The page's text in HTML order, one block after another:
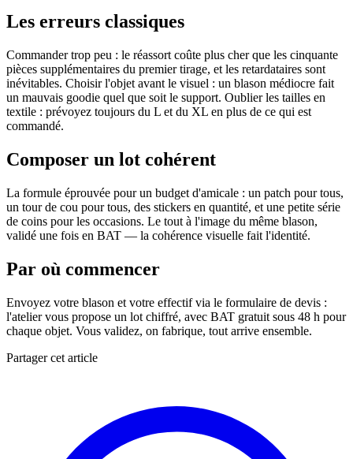
Les erreurs classiques
Commander trop peu : le réassort coûte plus cher que les cinquante
pièces supplémentaires du premier tirage, et les retardataires sont
inévitables. Choisir l'objet avant le visuel : un blason médiocre fait
un mauvais goodie quel que soit le support. Oublier les tailles en
textile : prévoyez toujours du L et du XL en plus de ce qui est
commandé.
Composer un lot cohérent
La formule éprouvée pour un budget d'amicale : un patch pour tous,
un tour de cou pour tous, des stickers en quantité, et une petite série
de coins pour les occasions. Le tout à l'image du même blason,
validé une fois en BAT — la cohérence visuelle fait l'identité.
Par où commencer
Envoyez votre blason et votre effectif via le formulaire de devis :
l'atelier vous propose un lot chiffré, avec BAT gratuit sous 48 h pour
chaque objet. Vous validez, on fabrique, tout arrive ensemble.
Partager cet article